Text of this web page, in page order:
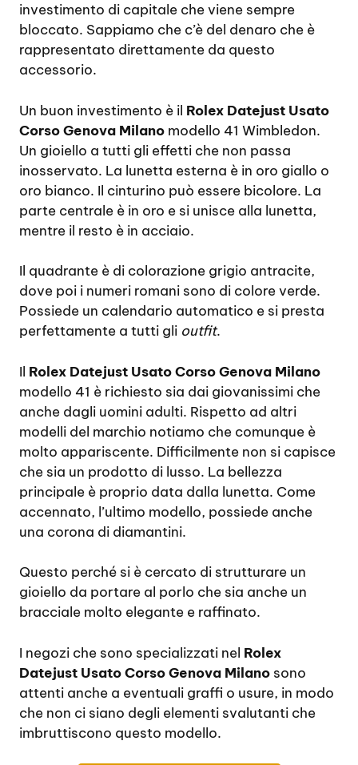
investimento di capitale che viene sempre
bloccato. Sappiamo che c’è del denaro che è
rappresentato direttamente da questo
accessorio.
Un buon investimento è il Rolex Datejust Usato
Corso Genova Milano modello 41 Wimbledon.
Un gioiello a tutti gli effetti che non passa
inosservato. La lunetta esterna è in oro giallo o
oro bianco. Il cinturino può essere bicolore. La
parte centrale è in oro e si unisce alla lunetta,
mentre il resto è in acciaio.
Il quadrante è di colorazione grigio antracite,
dove poi i numeri romani sono di colore verde.
Possiede un calendario automatico e si presta
perfettamente a tutti gli outfit.
Il Rolex Datejust Usato Corso Genova Milano
modello 41 è richiesto sia dai giovanissimi che
anche dagli uomini adulti. Rispetto ad altri
modelli del marchio notiamo che comunque è
molto appariscente. Difficilmente non si capisce
che sia un prodotto di lusso. La bellezza
principale è proprio data dalla lunetta. Come
accennato, l’ultimo modello, possiede anche
una corona di diamantini.
Questo perché si è cercato di strutturare un
gioiello da portare al porlo che sia anche un
bracciale molto elegante e raffinato.
I negozi che sono specializzati nel Rolex
Datejust Usato Corso Genova Milano sono
attenti anche a eventuali graffi o usure, in modo
che non ci siano degli elementi svalutanti che
imbruttiscono questo modello.